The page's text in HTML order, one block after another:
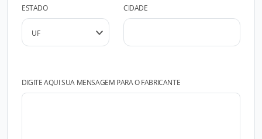
ESTADO CIDADE
DIGITE AQUI SUA MENSAGEM PARA O FABRICANTE